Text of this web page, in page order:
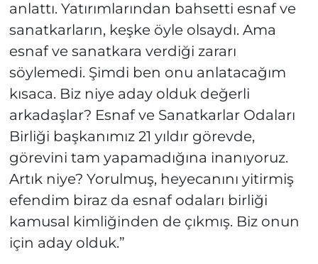
anlattı. Yatırımlarından bahsetti esnaf ve
sanatkarların, keşke öyle olsaydı. Ama
esnaf ve sanatkara verdiği zararı
söylemedi. Şimdi ben onu anlatacağım
kısaca. Biz niye aday olduk değerli
arkadaşlar? Esnaf ve Sanatkarlar Odaları
Birliği başkanımız 21 yıldır görevde,
görevini tam yapamadığına inanıyoruz.
Artık niye? Yorulmuş, heyecanını yitirmiş
efendim biraz da esnaf odaları birliği
kamusal kimliğinden de çıkmış. Biz onun
için aday olduk.”